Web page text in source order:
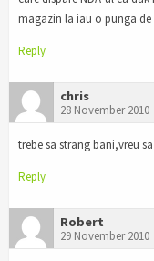
magazin la iau o punga de
Reply
chris
28 November 2010
trebe sa strang bani,vreu
Reply
Robert
29 November 2010